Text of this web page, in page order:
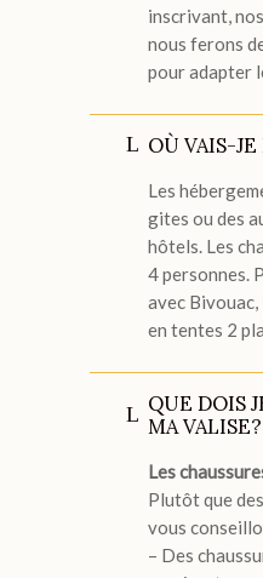
inscrivant,
nous ferons
pour adapter
OÙ VAIS-
Les
gites ou des
hôtels. Les
4 personnes.
avec
en tentes 2
QUE DOIS
MA VALISE?
Les
Plutôt que
vous
– Des